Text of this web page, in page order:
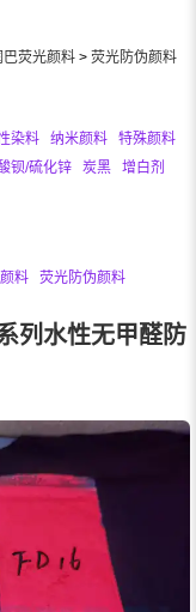
巴荧光颜料 > 荧光防伪颜料
染料 纳米颜料
特殊颜料
钡/硫化锌 炭黑
增白剂
料 荧光防伪颜料
列水性无甲醛防